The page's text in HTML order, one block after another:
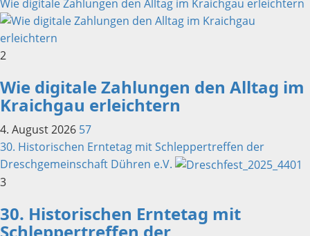
Wie digitale Zahlungen den Alltag im Kraichgau erleichtern
2
Wie digitale Zahlungen den Alltag im
Kraichgau erleichtern
4. August 2026 57
30. Historischen Erntetag mit Schleppertreffen der
Dreschgemeinschaft Dühren e.V.
3
30. Historischen Erntetag mit